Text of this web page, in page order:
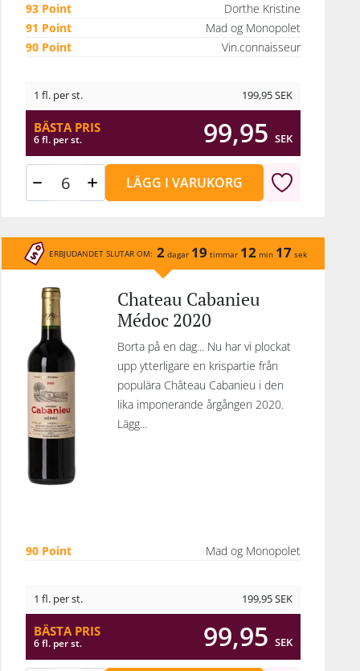
och
i
93 Point
Dorthe Kristine
91 Point
Mad og Monopolet
90 Point
Vin.connaisseur
1 fl. per st. 199,95SEK
BÄSTA PRIS
6 fl. per st. 99,95 SEK
LÄGG I VARUKORG
ERBJUDANDET SLUTAR OM: 2dagar 19 timmar 12min 17 sek
Chateau Cabanieu
Médoc 2020
Borta på en dag... Nu har vi plockat
upp ytterligare en krispartie från
populära Château Cabanieu i den
lika imponerande årgången 2020.
Lägg...
90 Point Mad og Monopolet
1 fl. per st. 199,95SEK
BÄSTA PRIS
6 fl. per st. 99,95 SEK